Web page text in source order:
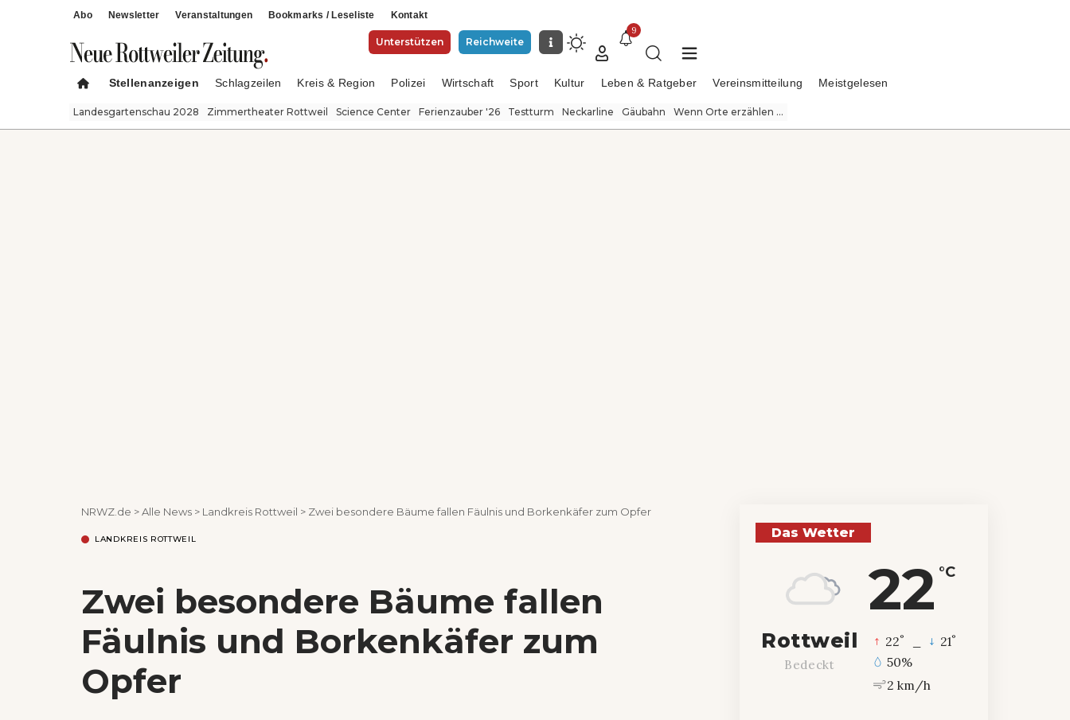
Abo Newsletter Veranstaltungen Bookmarks / Leseliste Kontakt
Unterstützen Reichweite
9
Stellenanzeigen Schlagzeilen Kreis & Region Polizei Wirtschaft Sport Kultur Leben & Ratgeber Vereinsmitteilung Meistgelesen
Landesgartenschau 2028 Zimmertheater Rottweil Science Center Ferienzauber '26 Testturm Neckarline Gäubahn Wenn Orte erzählen ...
NRWZ.de >Alle News > Landkreis Rottweil > Zwei besondere Bäume fallen Fäulnis und Borkenkäfer zum Opfer
LANDKREIS ROTTWEIL
Zwei besondere Bäume fallen
Fäulnis und Borkenkäfer zum
Opfer
Das Wetter
22 °C
Rottweil
Bedeckt
22° 21°
50%
2 km/h